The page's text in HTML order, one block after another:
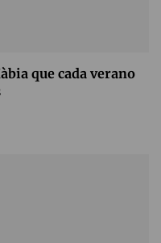
que cada verano